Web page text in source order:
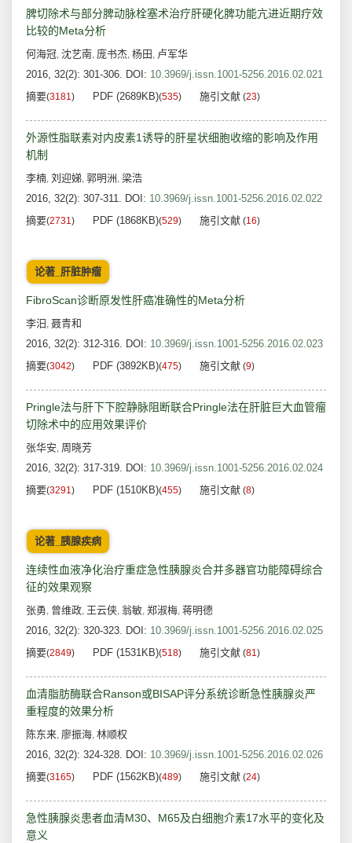
脾切除术与部分脾动脉栓塞术治疗肝硬化脾功能亢进近期疗效
比较的Meta分析
何海冠, 沈艺南, 庞书杰, 杨田 , 卢军华
2016, 32(2): 301-306. DOI: 10.3969/j.issn.1001-5256.2016.02.021
摘要(3181) PDF (2689KB)(535) 施引文献 (23)
外源性脂联素对内皮素1诱导的肝星状细胞收缩的影响及作用
机制
李楠, 刘迎娣, 郭明洲, 梁浩
2016, 32(2): 307-311. DOI: 10.3969/j.issn.1001-5256.2016.02.022
摘要(2731) PDF (1868KB)(529) 施引文献 (16)
论著_肝脏肿瘤
FibroScan诊断原发性肝癌准确性的Meta分析
李汨 , 聂青和
2016, 32(2): 312-316. DOI: 10.3969/j.issn.1001-5256.2016.02.023
摘要(3042) PDF (3892KB)(475) 施引文献 (9)
Pringle法与肝下下腔静脉阻断联合Pringle法在肝脏巨大血管瘤
切除术中的应用效果评价
张华安, 周晓芳
2016, 32(2): 317-319. DOI: 10.3969/j.issn.1001-5256.2016.02.024
摘要(3291) PDF (1510KB)(455) 施引文献 (8)
论著_胰腺疾病
连续性血液净化治疗重症急性胰腺炎合并多器官功能障碍综合
征的效果观察
张勇, 曾维政, 王云侠, 翁敏, 郑淑梅, 蒋明德
2016, 32(2): 320-323. DOI: 10.3969/j.issn.1001-5256.2016.02.025
摘要(2849) PDF (1531KB)(518) 施引文献 (81)
血清脂肪酶联合Ranson或BISAP评分系统诊断急性胰腺炎严
重程度的效果分析
陈东来, 廖振海, 林顺权
2016, 32(2): 324-328. DOI: 10.3969/j.issn.1001-5256.2016.02.026
摘要(3165) PDF (1562KB)(489) 施引文献 (24)
急性胰腺炎患者血清M30、M65及白细胞介素17水平的变化及
意义